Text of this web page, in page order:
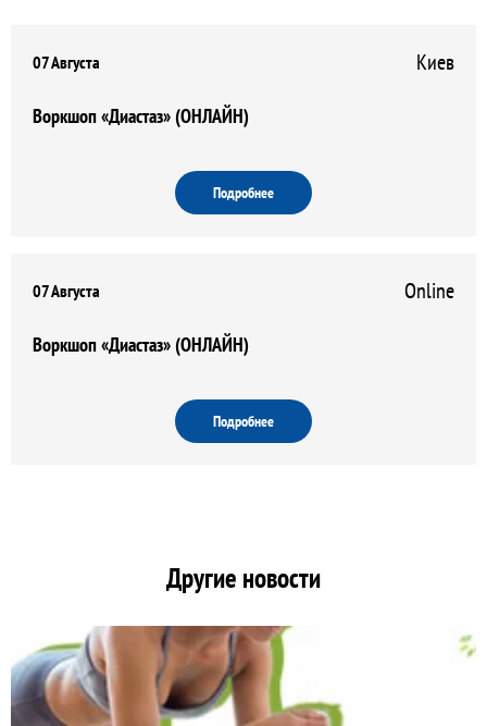
07 Августа Киев
Воркшоп «Диастаз» (ОНЛАЙН)
Подробнее
07 Августа Online
Воркшоп «Диастаз» (ОНЛАЙН)
Подробнее
Другие новости